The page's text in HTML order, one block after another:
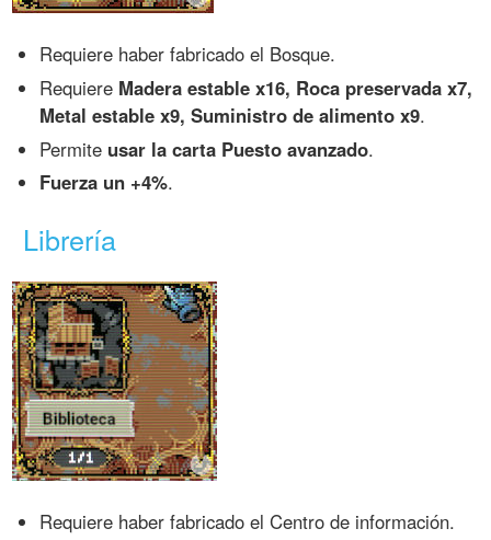
Requiere haber fabricado el Bosque.
Requiere Madera estable x16, Roca preservada x7,
Metal estable x9, Suministro de alimento x9.
Permite usar la carta Puesto avanzado.
Fuerza un +4%.
Librería
Requiere haber fabricado el Centro de información.